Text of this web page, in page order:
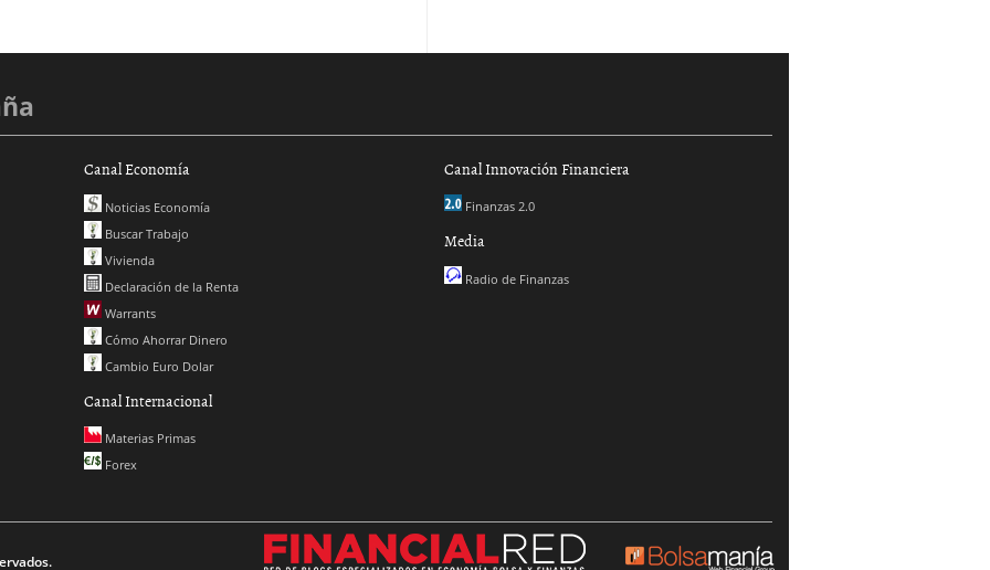
Canal Economía
Noticias Economía
Buscar Trabajo
Vivienda
Declaración de la Renta
Warrants
Cómo Ahorrar Dinero
Cambio Euro Dolar
Canal Internacional
Materias Primas
Forex
Canal Innovación Financiera
Finanzas 2.0
Media
Radio de Finanzas